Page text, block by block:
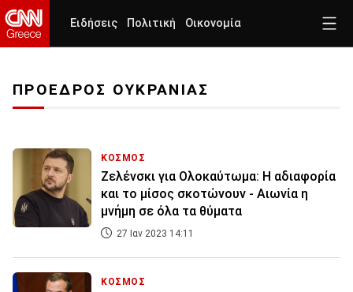
Ειδήσεις Πολιτική Οικονομία
ΠΡΟΕΔΡΟΣ ΟΥΚΡΑΝΙΑΣ
ΚΟΣΜΟΣ
Ζελένσκι για Ολοκαύτωμα: Η αδιαφορία
και το μίσος σκοτώνουν - Αιωνία η
μνήμη σε όλα τα θύματα
27 Ιαν 2023 14:11
ΚΟΣΜΟΣ